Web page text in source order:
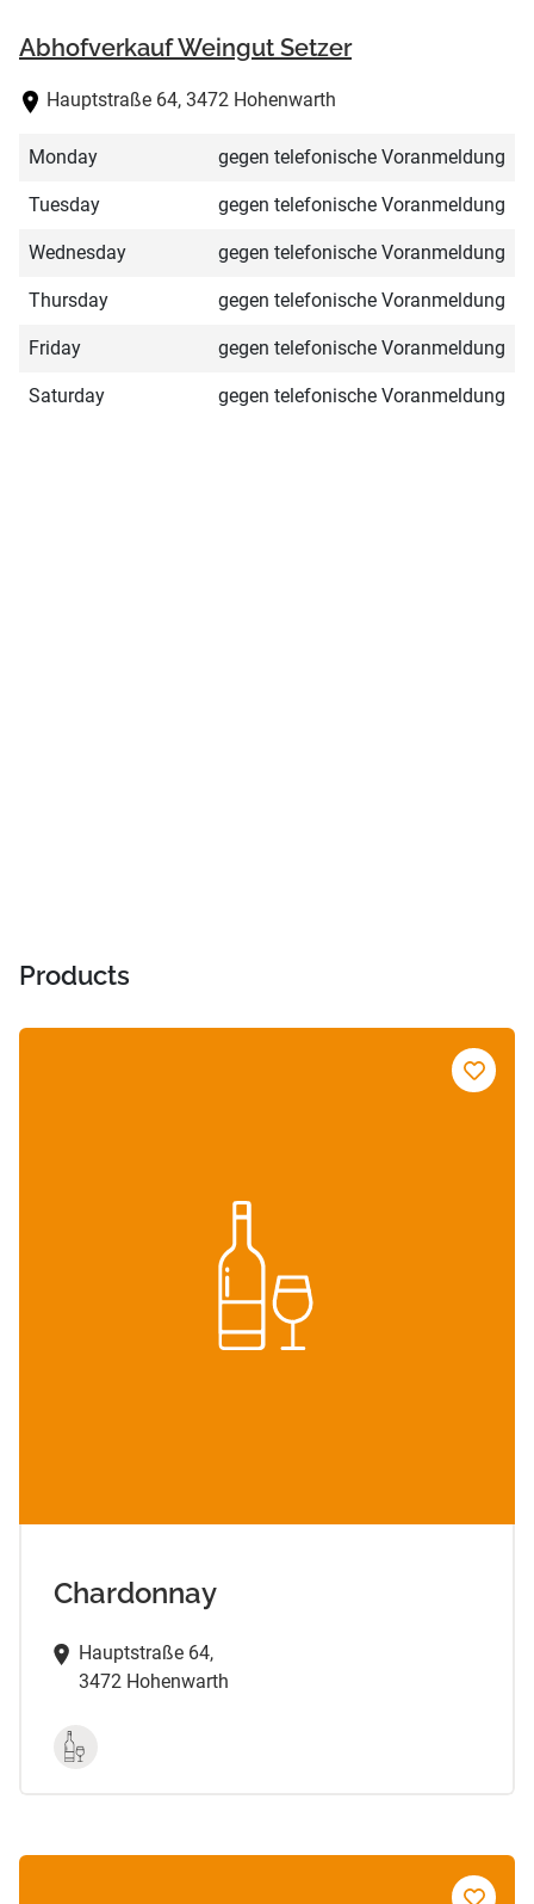
Abhofverkauf Weingut Setzer
Hauptstraße 64, 3472 Hohenwarth
Monday gegen telefonische Voranmeldung
Tuesday gegen telefonische Voranmeldung
Wednesday gegen telefonische Voranmeldung
Thursday gegen telefonische Voranmeldung
Friday gegen telefonische Voranmeldung
Saturday gegen telefonische Voranmeldung
Products
Chardonnay
Hauptstraße 64,
3472 Hohenwarth